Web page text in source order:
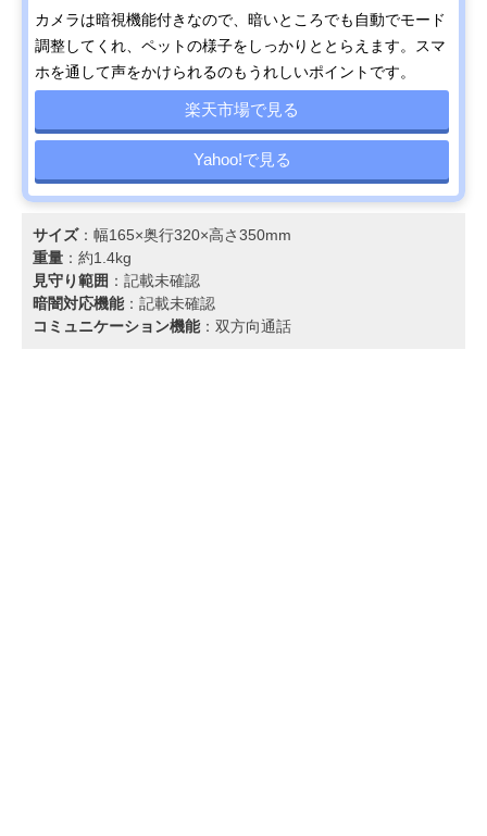
カメラは暗視機能付きなので、暗いところでも自動でモード
調整してくれ、ペットの様子をしっかりととらえます。スマ
ホを通して声をかけられるのもうれしいポイントです。
楽天市場で見る
Yahoo!で見る
サイズ：幅165×奥行320×高さ350mm
重量 ：約1.4kg
見守り範囲 ：記載未確認
暗闇対応機能：記載未確認
コミュニケーション機能：双方向通話